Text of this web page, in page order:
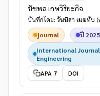
ชัชพล เกษวิริยะกิจ
บันทึกโดย: วันนิสา เมฆทับ
journal
ปี 2025
International
Engineering
APA 7
DOI